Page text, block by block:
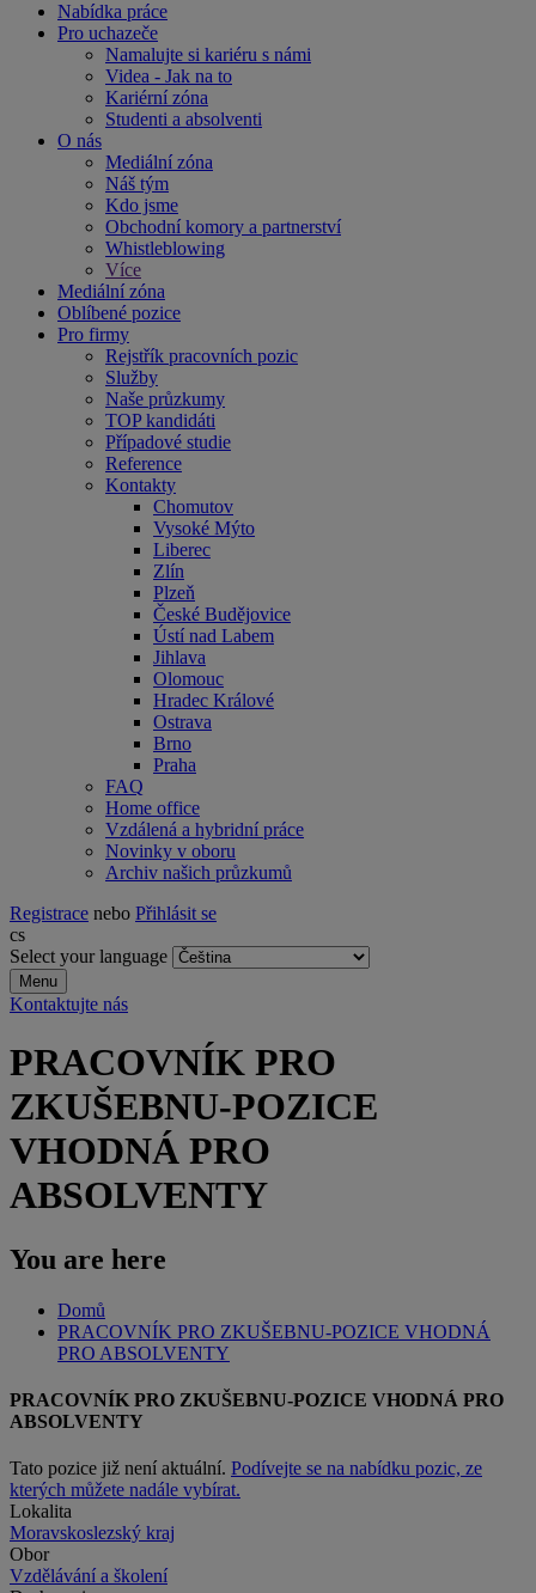
Nabídka práce
Pro uchazeče
Namalujte si kariéru s námi
Videa - Jak na to
Kariérní zóna
Studenti a absolventi
O nás
Mediální zóna
Náš tým
Kdo jsme
Obchodní komory a partnerství
Whistleblowing
Více
Mediální zóna
Oblíbené pozice
Pro firmy
Rejstřík pracovních pozic
Služby
Naše průzkumy
TOP kandidáti
Případové studie
Reference
Kontakty
Chomutov
Vysoké Mýto
Liberec
Zlín
Plzeň
České Budějovice
Ústí nad Labem
Jihlava
Olomouc
Hradec Králové
Ostrava
Brno
Praha
FAQ
Home office
Vzdálená a hybridní práce
Novinky v oboru
Archiv našich průzkumů
Registrace nebo Přihlásit se
cs
Select your language
Menu
Kontaktujte nás
PRACOVNÍK PRO
ZKUŠEBNU-POZICE
VHODNÁ PRO
ABSOLVENTY
You are here
Domů
PRACOVNÍK PRO ZKUŠEBNU-POZICE VHODNÁ
PRO ABSOLVENTY
PRACOVNÍK PRO ZKUŠEBNU-POZICE VHODNÁ PRO
ABSOLVENTY
Tato pozice již není aktuální. Podívejte se na nabídku pozic, ze
kterých můžete nadále vybírat.
Lokalita
Moravskoslezský kraj
Obor
Vzdělávání a školení